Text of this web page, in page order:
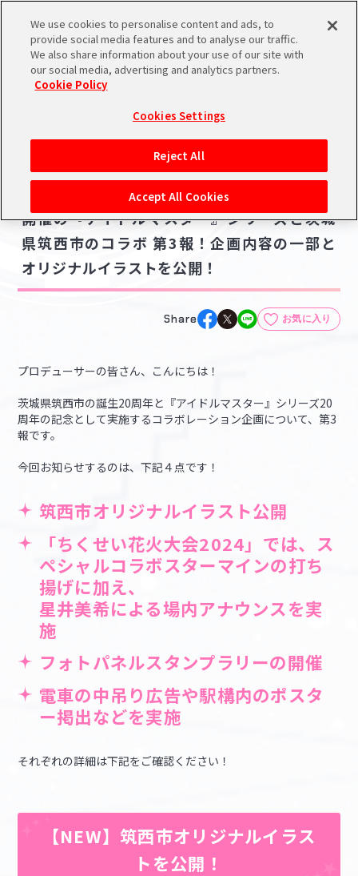
スケジュール 検索
バンダイナムコIDで
アイドルマスター ポータルへの登録について
シリアルコード・
あいことば
活動履歴
閲覧履歴・購入履歴 Pレポ
チェックイン お気に入り
マイデスク設定変更 バンダイナムコID Link設定
ニュース
コラボ・キャンペーン
2024.09.25
【アイドルマスターシリーズ】10月19日より
開催の『アイドルマスター』シリーズと茨城
県筑西市のコラボ 第3報！企画内容の一部と
オリジナルイラストを公開！
Share お気に入り
プロデューサーの皆さん、こんにちは！
茨城県筑西市の誕生20周年と『アイドルマスター』シリーズ20
周年の記念として実施するコラボレーション企画について、第3
報です。
今回お知らせするのは、下記４点です！
筑西市オリジナルイラスト公開
「ちくせい花火大会2024」では、ス
ペシャルコラボスターマインの打ち
揚げに加え、
星井美希による場内アナウンスを実
施
フォトパネルスタンプラリーの開催
電車の中吊り広告や駅構内のポスタ
ー掲出などを実施
それぞれの詳細は下記をご確認ください！
【NEW】筑西市オリジナルイラス
トを公開！
We use cookies to personalise content and ads, to
provide social media features and to analyse our traffic.
We also share information about your use of our site with
our social media, advertising and analytics partners.
Cookie Policy
Cookies Settings
Reject All
Accept All Cookies